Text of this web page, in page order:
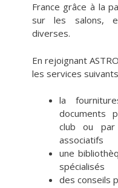
France grâce à la
sur les salons,
diverses.
En rejoignant
les services
la
documents
club ou par
associatifs
une
spécialisés
des conseils